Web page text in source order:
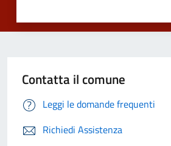
Contatta il comune
Leggi le domande frequenti
Richiedi Assistenza